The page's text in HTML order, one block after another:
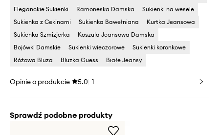
Eleganckie Sukienki
Ramoneska Damska
Sukienki na wesele
Sukienka z Cekinami
Sukienka Bawełniana
Kurtka Jeansowa
Sukienka Szmizjerka
Koszula Jeansowa Damska
Bojówki Damskie
Sukienki wieczorowe
Sukienki koronkowe
Różowa Bluza
Bluzka Guess Białe Jeansy
Opinie o produkcie 5.0 1
Sprawdź podobne produkty